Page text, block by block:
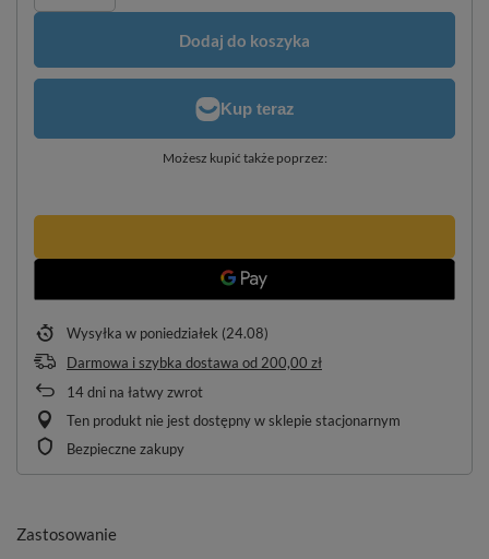
Dodaj do koszyka
Możesz kupić także poprzez:
Wysyłka w poniedziałek (24.08)
Darmowa i szybka dostawa od 200,00 zł
14dni na łatwy zwrot
Ten produkt nie jest dostępny w sklepie stacjonarnym
Bezpieczne zakupy
Zastosowanie